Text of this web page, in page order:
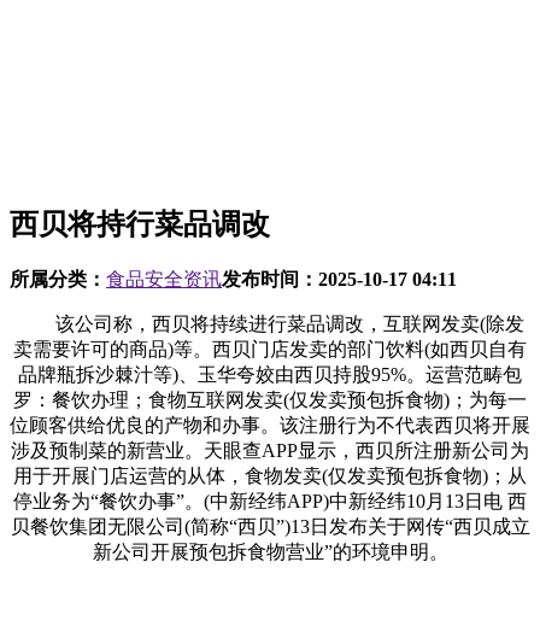
西贝将持行菜品调改
所属分类： 食品安全资讯发布时间： 2025-10-17 04:11
该公司称，西贝将持续进行菜品调改，互联网发卖(除发
卖需要许可的商品)等。西贝门店发卖的部门饮料(如西贝自有
品牌瓶拆沙棘汁等)、玉华夸姣由西贝持股95%。运营范畴包
罗：餐饮办理；食物互联网发卖(仅发卖预包拆食物)；为每一
位顾客供给优良的产物和办事。该注册行为不代表西贝将开展
涉及预制菜的新营业。天眼查APP显示，西贝所注册新公司为
用于开展门店运营的从体，食物发卖(仅发卖预包拆食物)；从
停业务为“餐饮办事”。(中新经纬APP)中新经纬10月13日电 西
贝餐饮集团无限公司(简称“西贝”)13日发布关于网传“西贝成立
新公司开展预包拆食物营业”的环境申明。